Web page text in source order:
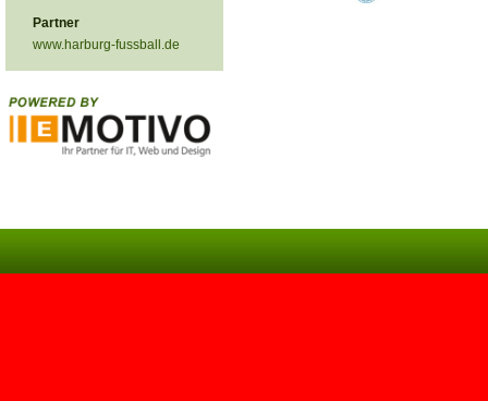
Partner
www.harburg-fussball.de